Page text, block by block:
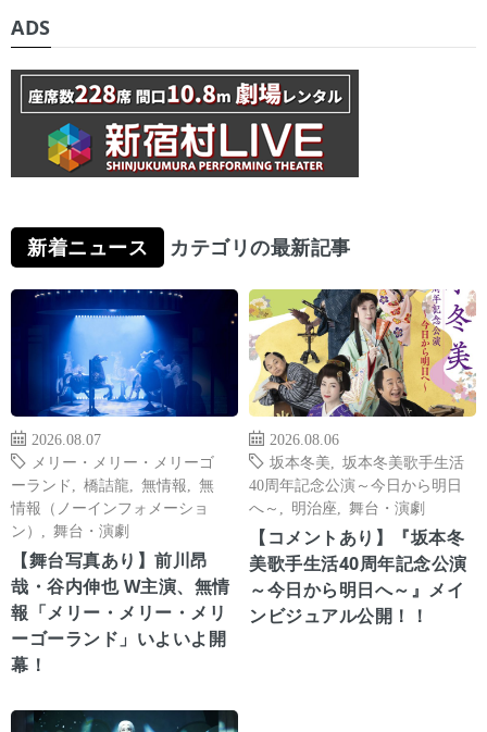
ADS
新着ニュース カテゴリの最新記事
2026.08.07
メリー・メリー・メリーゴ
ーランド
橋詰龍 無情報
無
情報（ノーインフォメーショ
ン）
舞台・演劇
【舞台写真あり】前川昂
哉・谷内伸也 W主演、無情
報「メリー・メリー・メリ
ーゴーランド」いよいよ開
幕！
2026.08.06
坂本冬美
坂本冬美歌手生活
40周年記念公演～今日から明日
へ～
明治座 舞台・演劇
【コメントあり】『坂本冬
美歌手生活40周年記念公演
～今日から明日へ～』メイ
ンビジュアル公開！！